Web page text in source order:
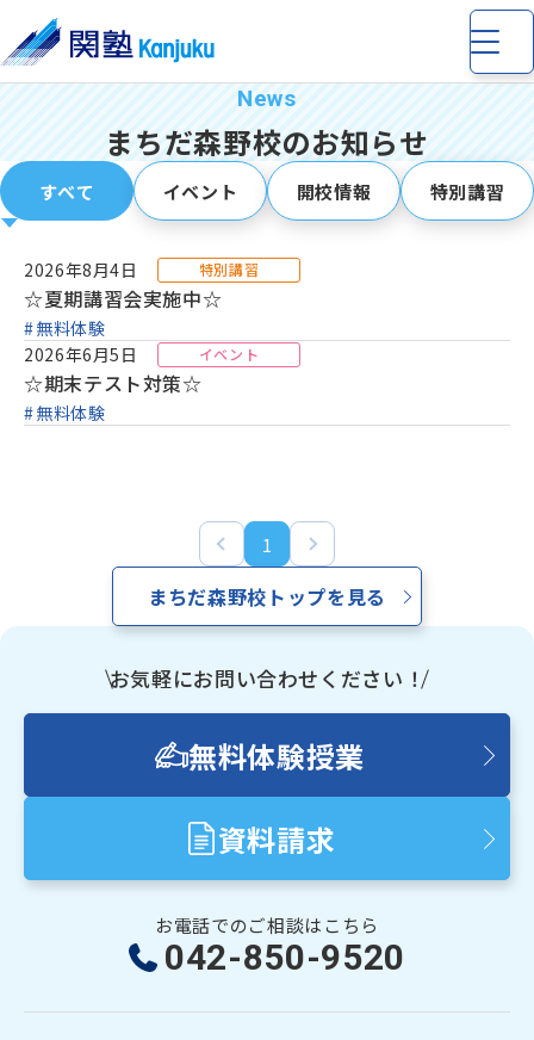
小学生の個別指導・少人数制指導
中学生の個別指導・少人数制指導
高校生
少人数制指導 関塾
関塾について
お気軽にお問い合わせください！
無料体験授業
まちだ森野校のお知らせ
すべて イベント 開校情報 特別講習
2026年8月4日 特別講習
☆夏期講習会実施中☆
無料体験
2026年6月5日
イベント
☆期末テスト対策☆
無料体験
1
まちだ森野校トップを見る
お気軽にお問い合わせください！
無料体験授業
資料請求
お電話でのご相談はこちら
042-850-9520